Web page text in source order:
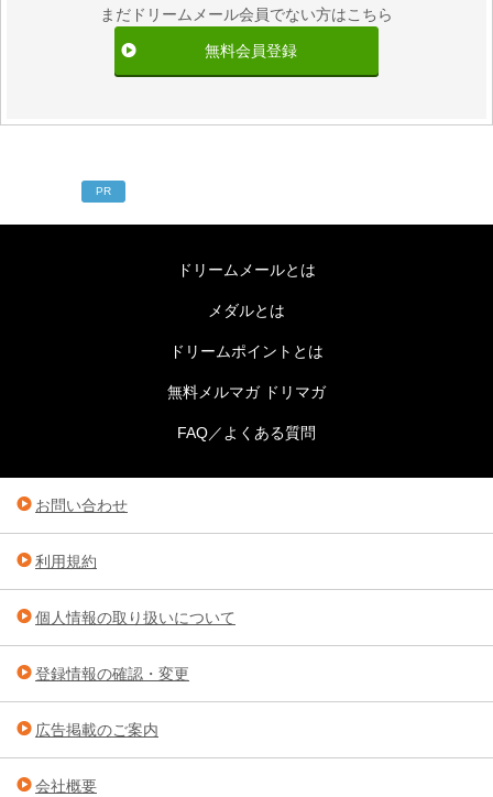
まだドリームメール会員でない方はこちら
無料会員登録
PR
ドリームメールとは
メダルとは
ドリームポイントとは
無料メルマガ ドリマガ
FAQ／よくある質問
お問い合わせ
利用規約
個人情報の取り扱いについて
登録情報の確認・変更
広告掲載のご案内
会社概要